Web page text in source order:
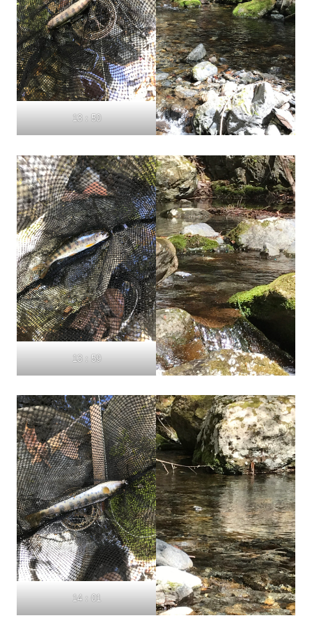
13：50
13：59
14：01